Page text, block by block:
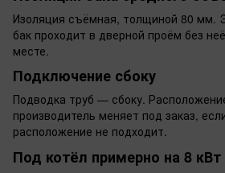
Изоляция съёмная, толщиной 80 мм.
бак проходит в дверной проём без
месте.
Подключение сбоку
Подводка труб — сбоку.
производитель меняет под заказ,
расположение не подходит.
Под котёл примерно на 8 кВт